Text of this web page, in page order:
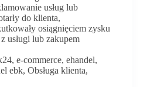
usług lub
do klienta,
osiągnięciem zysku
usługi lub zakupem
,e-commerce,ehandel,
ebk, Obsługa klienta,